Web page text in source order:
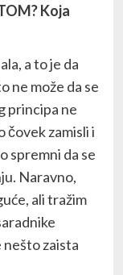
Koja
a to je da
ne može da se
principa ne
čovek zamisli i
spremni da se
Naravno,
ali tražim
nešto zaista